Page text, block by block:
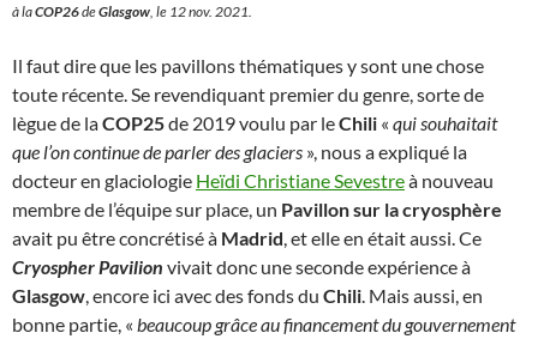
à laCOP26deGlasgow , le 12 nov. 2021.
Il faut dire que les pavillons thématiques y sont une chose
toute récente. Se revendiquant premier du genre, sorte de
lègue de laCOP25de 2019 voulu par leChili « qui souhaitait
que l’on continue de parler des glaciers », nous a expliqué la
docteur en glaciologie Heïdi Christiane Sevestreà nouveau
membre de l’équipe sur place, un Pavillon sur la cryosphère
avait pu être concrétisé à Madrid, et elle en était aussi. Ce
Cryospher Pavilion vivait donc une seconde expérience à
Glasgow, encore ici avec des fonds du Chili. Mais aussi, en
bonne partie, « beaucoup grâce au financement du gouvernement